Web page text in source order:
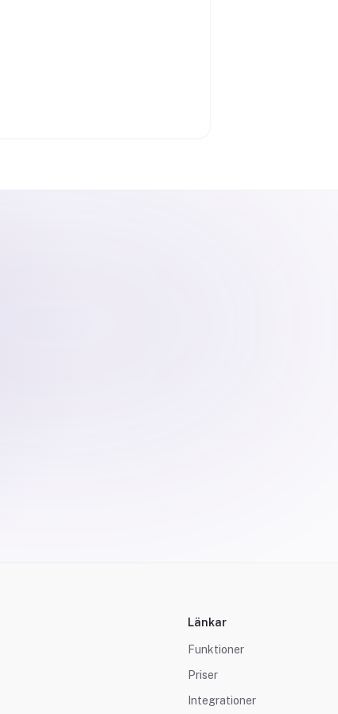
Länkar
Funktioner
Priser
Integrationer